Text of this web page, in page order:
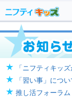
「ニフティキッ
「習い事」につ
推し活フォーラム